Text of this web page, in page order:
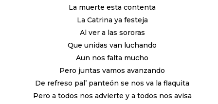
La muerte esta contenta
La Catrina ya festeja
Al ver a las sororas
Que unidas van luchando
Aun nos falta mucho
Pero juntas vamos avanzando
De refreso pal’ panteón se nos va la flaquita
Pero a todos nos advierte y a todos nos avisa